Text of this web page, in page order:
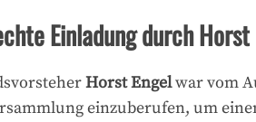
Einladung durch Horst
Horst Engelwar vom
einzuberufen, um